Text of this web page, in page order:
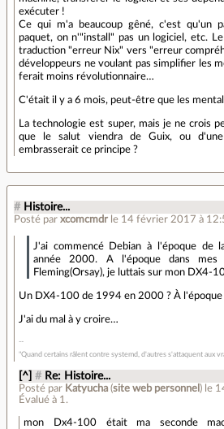
exécuter !
Ce qui m'a beaucoup gêné, c'est qu'un
paquet, on n'"install" pas un logiciel, etc.
traduction "erreur Nix" vers "erreur
développeurs ne voulant pas simplifier les
ferait moins révolutionnaire…
C'était il y a 6 mois, peut-être que les
La technologie est super, mais je ne crois
que le salut viendra de Guix, ou
embrasserait ce principe ?
# Histoire...
Posté par xcomcmdr le 14 février 2017 à
J'ai commencé Debian à l'époque de
année 2000. A l'époque dans mes
Fleming(Orsay), je luttais sur mon DX4-
Un DX4-100 de 1994 en 2000 ? À
J'ai du mal à y croire…
"Quand certains râlent contre systemd, d'autres s'attaquent aux
[^] # Re: Histoire...
Posté par Katyucha (site web personnel ) le
Évalué à 1.
mon Dx4-100 était ma seconde